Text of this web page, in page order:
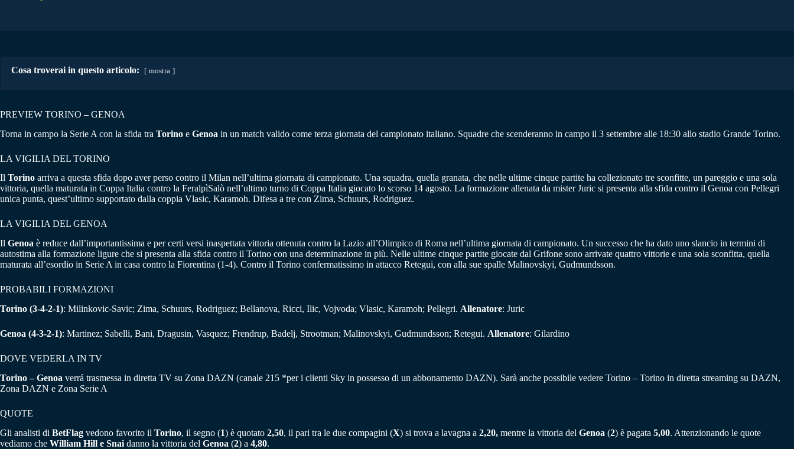
Cosa troverai in questo articolo: mostra
PREVIEW TORINO – GENOA
Torna in campo la Serie A con la sfida tra Torino e Genoa in un match valido come terza giornata del campionato italiano. Squadre che scenderanno in campo il 3 settembre alle 18:30 allo stadio Grande Torino.
LA VIGILIA DEL TORINO
Il Torino arriva a questa sfida dopo aver perso contro il Milan nell’ultima giornata di campionato. Una squadra, quella granata, che nelle ultime cinque partite ha collezionato tre sconfitte, un pareggio e una sola
vittoria, quella maturata in Coppa Italia contro la FeralpìSalò nell’ultimo turno di Coppa Italia giocato lo scorso 14 agosto. La formazione allenata da mister Juric si presenta alla sfida contro il Genoa con Pellegri
unica punta, quest’ultimo supportato dalla coppia Vlasic, Karamoh. Difesa a tre con Zima, Schuurs, Rodriguez.
LA VIGILIA DEL GENOA
Il Genoa è reduce dall’importantissima e per certi versi inaspettata vittoria ottenuta contro la Lazio all’Olimpico di Roma nell’ultima giornata di campionato. Un successo che ha dato uno slancio in termini di
autostima alla formazione ligure che si presenta alla sfida contro il Torino con una determinazione in più. Nelle ultime cinque partite giocate dal Grifone sono arrivate quattro vittorie e una sola sconfitta, quella
maturata all’esordio in Serie A in casa contro la Fiorentina (1-4). Contro il Torino confermatissimo in attacco Retegui, con alla sue spalle Malinovskyi, Gudmundsson.
PROBABILI FORMAZIONI
Torino (3-4-2-1): Milinkovic-Savic; Zima, Schuurs, Rodriguez; Bellanova, Ricci, Ilic, Vojvoda; Vlasic, Karamoh; Pellegri. Allenatore: Juric
Genoa (4-3-2-1): Martinez; Sabelli, Bani, Dragusin, Vasquez; Frendrup, Badelj, Strootman; Malinovskyi, Gudmundsson; Retegui. Allenatore: Gilardino
DOVE VEDERLA IN TV
Torino – Genoa verrá trasmessa in diretta TV su Zona DAZN (canale 215 *per i clienti Sky in possesso di un abbonamento DAZN). Sarà anche possibile vedere Torino – Torino in diretta streaming su DAZN,
Zona DAZN e Zona Serie A
QUOTE
Gli analisti di BetFlag vedono favorito il Torino, il segno (1) è quotato 2,50, il pari tra le due compagini (X) si trova a lavagna a 2,20, mentre la vittoria del Genoa (2) è pagata 5,00. Attenzionando le quote
vediamo che William Hill e Snai danno la vittoria del Genoa (2) a 4,80.